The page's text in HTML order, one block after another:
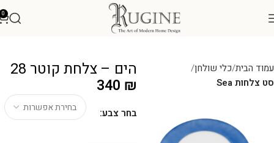
0
עמוד הבית כלי שולחן
סט צלחות Sea
הים – צלחת קוטר 28
340 ₪
בחר צבע: